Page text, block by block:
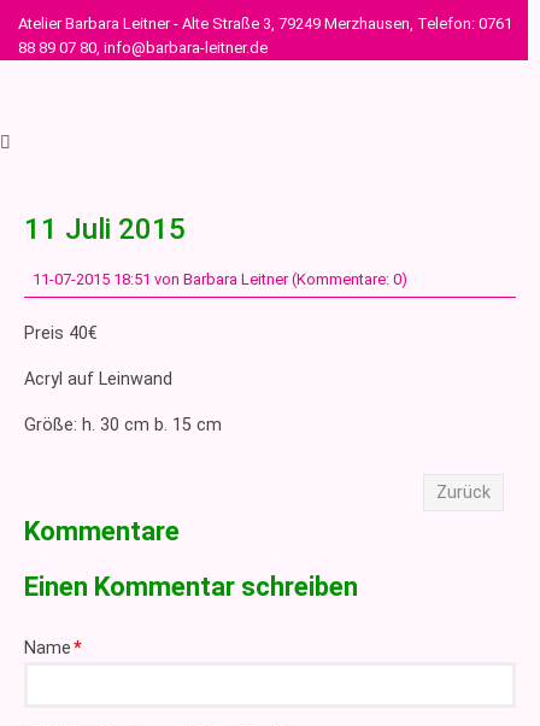
Atelier Barbara Leitner - Alte Straße 3, 79249 Merzhausen, Telefon: 0761
88 89 07 80, info@barbara-leitner.de
11 Juli 2015
11-07-2015 18:51 von Barbara Leitner (Kommentare: 0)
Preis 40€
Acryl auf Leinwand
Größe: h. 30 cm b. 15 cm
Zurück
Kommentare
Einen Kommentar schreiben
Pflichtfeld
Name*